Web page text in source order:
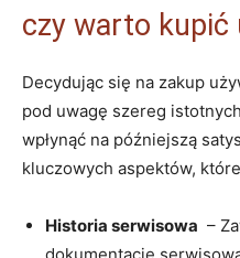
czy⁢ warto kupić
Decydując się ⁤na ‌zakup
pod uwagę szereg‍
⁤wpłynąć‍ na późniejszą
kluczowych aspektów,
Historia serwisowa
–⁣